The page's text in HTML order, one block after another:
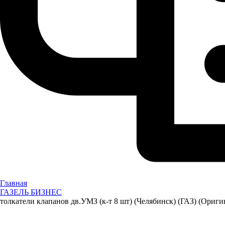
Главная
ГАЗЕЛЬ БИЗНЕС
толкатели клапанов дв.УМЗ (к-т 8 шт) (Челябинск) (ГАЗ)